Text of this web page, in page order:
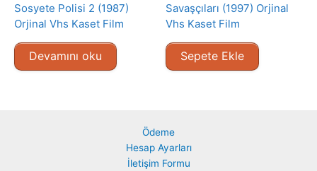
Sosyete Polisi 2 (1987)
Orjinal Vhs Kaset Film
Devamını oku
Savaşçıları (1997) Orjinal
Vhs Kaset Film
Sepete Ekle
Ödeme
Hesap Ayarları
İletişim Formu